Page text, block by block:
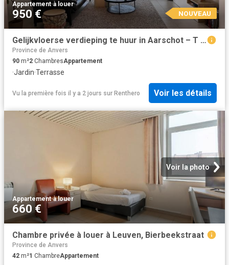
Appartement·à louer
950 € NOUVEAU
Gelijkvloerse verdieping te huur in Aarschot – T Vastgoed
Province de Anvers
90 m²2 ChambresAppartement
·Jardin·Terrasse
Vu la première fois il y a 2 jours sur Renthero Voir les détails
Voir la photo
Appartement·à louer
660 €
Chambre privée à louer à Leuven, Bierbeekstraat
Province de Anvers
42 m²1 ChambreAppartement